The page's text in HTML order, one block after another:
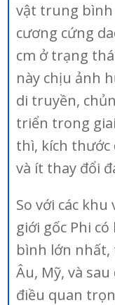
vật trung bình
cương cứng
cm ở trạng
này chịu ảnh
di truyền,
triển trong
thì, kích
và ít thay đổi
So với các
giới gốc Phi
bình lớn nhất,
Âu, Mỹ, và
điều quan